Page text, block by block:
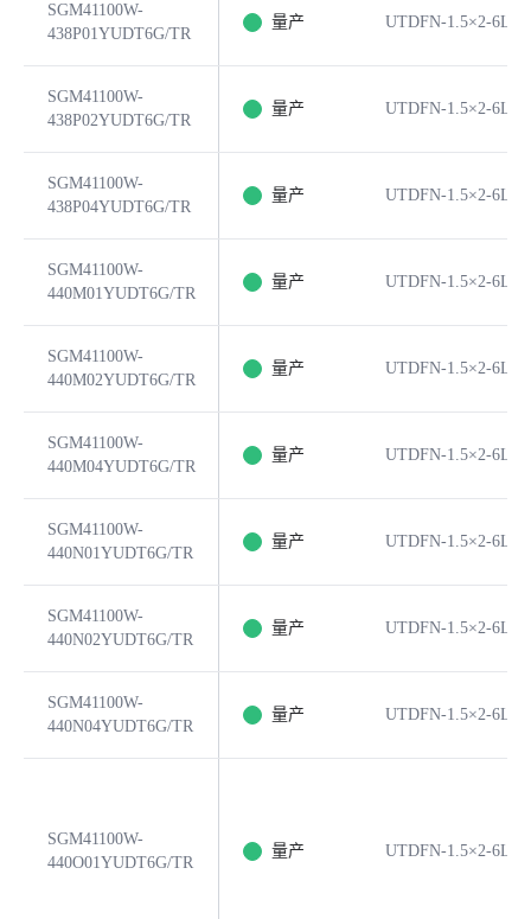
SGM41100W-
438P01YUDT6G/TR
量产 UTDFN-1.5×2-6L
SGM41100W-
438P02YUDT6G/TR
量产 UTDFN-1.5×2-6L
SGM41100W-
438P04YUDT6G/TR
量产 UTDFN-1.5×2-6L
SGM41100W-
440M01YUDT6G/TR
量产 UTDFN-1.5×2-6L
SGM41100W-
440M02YUDT6G/TR
量产 UTDFN-1.5×2-6L
SGM41100W-
440M04YUDT6G/TR
量产 UTDFN-1.5×2-6L
SGM41100W-
440N01YUDT6G/TR
量产 UTDFN-1.5×2-6L
SGM41100W-
440N02YUDT6G/TR
量产 UTDFN-1.5×2-6L
SGM41100W-
440N04YUDT6G/TR
量产 UTDFN-1.5×2-6L
SGM41100W-
440O01YUDT6G/TR
量产 UTDFN-1.5×2-6L